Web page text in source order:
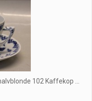
102 Kaffekop ...